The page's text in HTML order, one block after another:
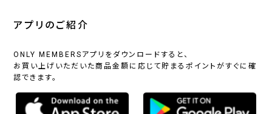
アプリのご紹介
ONLY MEMBERSアプリをダウンロードすると、
お買い上げいただいた商品金額に応じて貯まるポイントがすぐに確
認できます。